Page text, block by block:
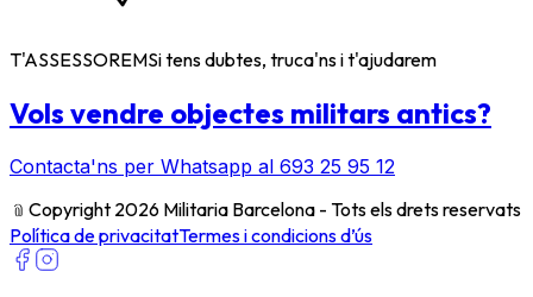
T'ASSESSOREMSi tens dubtes, truca'ns i t'ajudarem
Vols vendre objectes militars antics?
Contacta'ns per Whatsapp al 693 25 95 12
﹫ Copyright 2026 Militaria Barcelona - Tots els drets reservats
Política de privacitatTermes i condicions d’ús